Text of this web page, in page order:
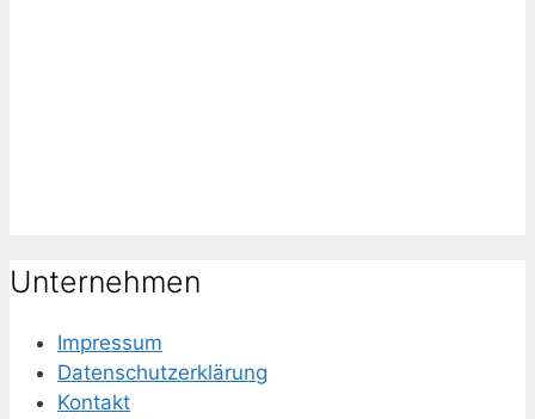
Unternehmen
Impressum
Datenschutzerklärung
Kontakt